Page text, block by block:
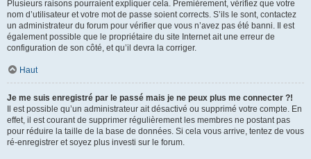
Plusieurs raisons pourraient expliquer cela. Premièrement, vérifiez que votre
nom d’utilisateur et votre mot de passe soient corrects. S’ils le sont, contactez
un administrateur du forum pour vérifier que vous n’avez pas été banni. Il est
également possible que le propriétaire du site Internet ait une erreur de
configuration de son côté, et qu’il devra la corriger.
Haut
Je me suis enregistré par le passé mais je ne peux plus me connecter ?!
Il est possible qu’un administrateur ait désactivé ou supprimé votre compte. En
effet, il est courant de supprimer régulièrement les membres ne postant pas
pour réduire la taille de la base de données. Si cela vous arrive, tentez de vous
ré-enregistrer et soyez plus investi sur le forum.